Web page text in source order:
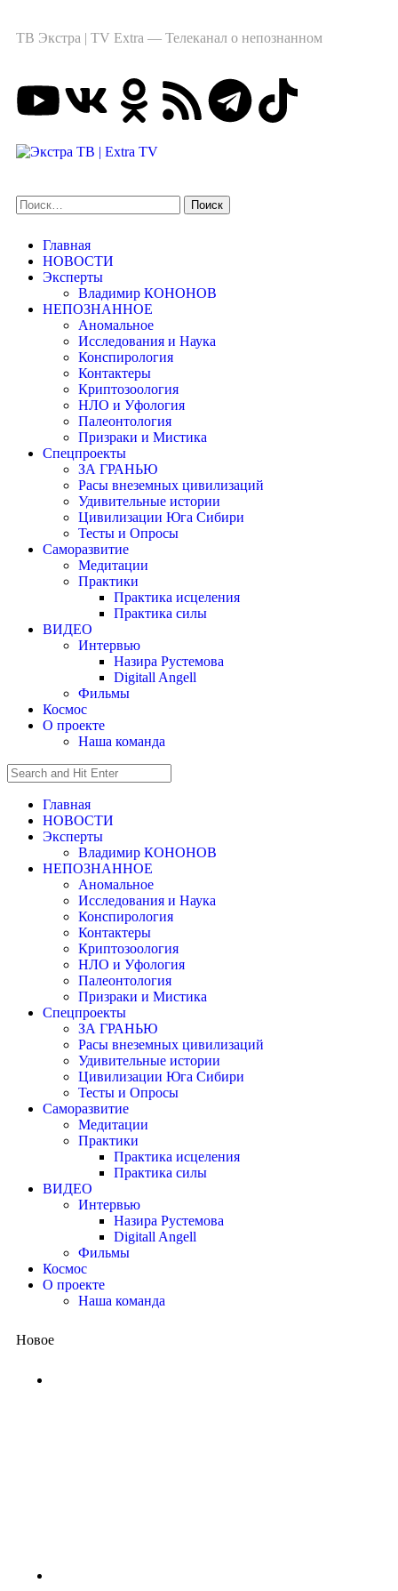
ТВ Экстра | TV Extra — Телеканал о непознанном
Главная
НОВОСТИ
Эксперты
Владимир КОНОНОВ
НЕПОЗНАННОЕ
Аномальное
Исследования и Наука
Конспирология
Контактеры
Криптозоология
НЛО и Уфология
Палеонтология
Призраки и Мистика
Спецпроекты
ЗА ГРАНЬЮ
Расы внеземных цивилизаций
Удивительные истории
Цивилизации Юга Сибири
Тесты и Опросы
Саморазвитие
Медитации
Практики
Практика исцеления
Практика силы
ВИДЕО
Интервью
Назира Рустемова
Digitall Angell
Фильмы
Космос
О проекте
Наша команда
Главная
НОВОСТИ
Эксперты
Владимир КОНОНОВ
НЕПОЗНАННОЕ
Аномальное
Исследования и Наука
Конспирология
Контактеры
Криптозоология
НЛО и Уфология
Палеонтология
Призраки и Мистика
Спецпроекты
ЗА ГРАНЬЮ
Расы внеземных цивилизаций
Удивительные истории
Цивилизации Юга Сибири
Тесты и Опросы
Саморазвитие
Медитации
Практики
Практика исцеления
Практика силы
ВИДЕО
Интервью
Назира Рустемова
Digitall Angell
Фильмы
Космос
О проекте
Наша команда
Новое